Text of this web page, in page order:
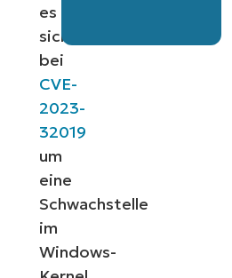
es
sich
bei
CVE-
2023-
32019
um
eine
Schwachstelle
im
Windows-